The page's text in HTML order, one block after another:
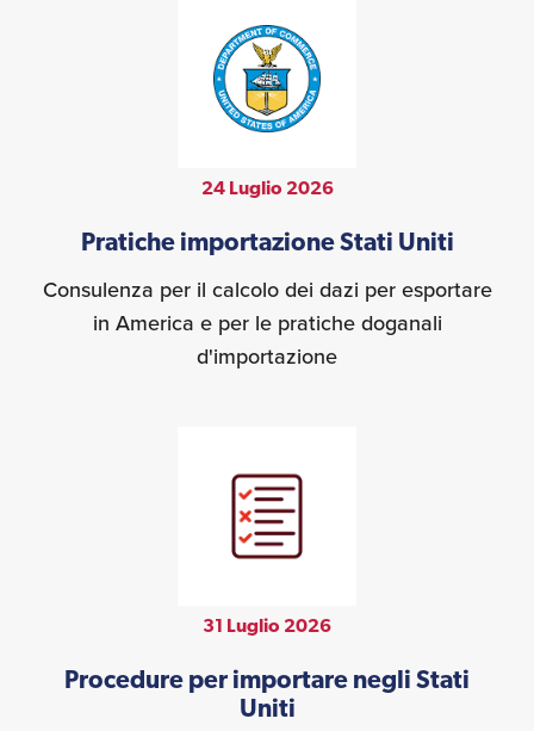
24 Luglio 2026
Pratiche importazione Stati Uniti
Consulenza per il calcolo dei dazi per esportare
in America e per le pratiche doganali
d'importazione
31 Luglio 2026
Procedure per importare negli Stati
Uniti